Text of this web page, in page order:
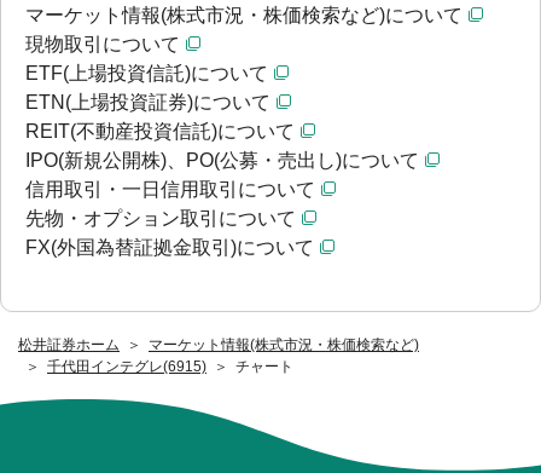
松井証券ホーム
マーケット情報(株式市況・株価検索など)
千代田インテグレ(6915)
チャート
マーケット情報(株式市況・株価検索など)について
現物取引について
ETF(上場投資信託)について
ETN(上場投資証券)について
REIT(不動産投資信託)について
IPO(新規公開株)、PO(公募・売出し)について
信用取引・一日信用取引について
先物・オプション取引について
FX(外国為替証拠金取引)について